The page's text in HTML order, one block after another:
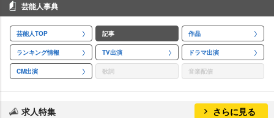
芸能人事典
芸能人TOP 記事 作品
ランキング情報 TV出演 ドラマ出演
CM出演 歌詞 音楽配信
求人特集 さらに見る